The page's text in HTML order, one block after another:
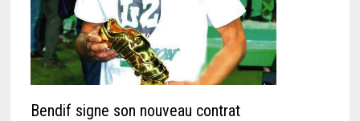
Bendif signe son nouveau contrat